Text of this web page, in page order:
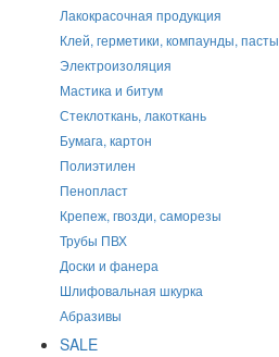
Лакокрасочная продукция
Клей, герметики, компаунды, пасты
Электроизоляция
Мастика и битум
Стеклоткань, лакоткань
Бумага, картон
Полиэтилен
Пенопласт
Крепеж, гвозди, саморезы
Трубы ПВХ
Доски и фанера
Шлифовальная шкурка
Абразивы
SALE